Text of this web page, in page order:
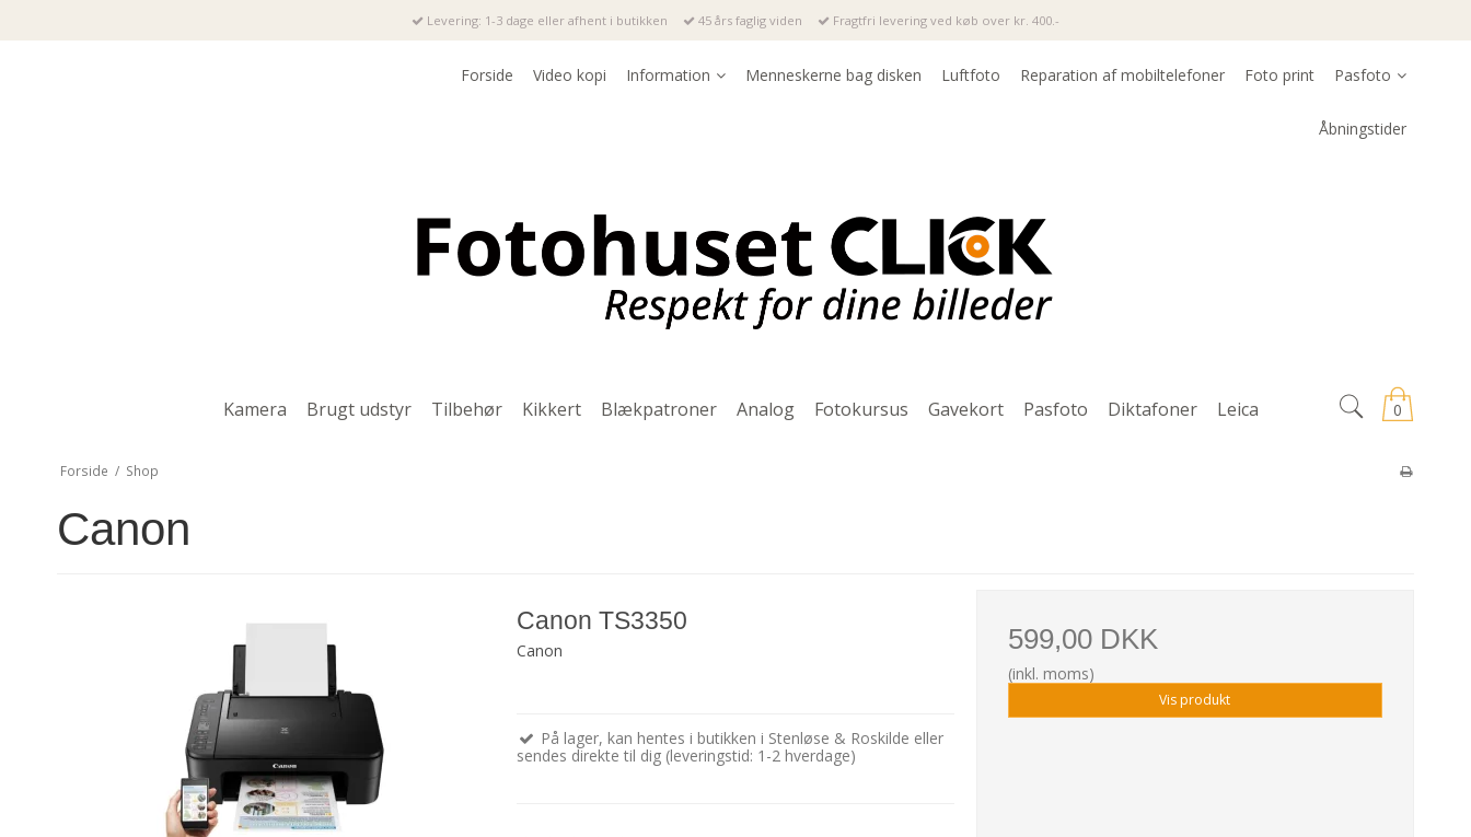
Levering: 1-3 dage eller afhent i butikken 45 års faglig viden Fragtfri levering ved køb over kr. 400.-
Forside Video kopi Information Menneskerne bag disken Luftfoto Reparation af mobiltelefoner Foto print Pasfoto
Åbningstider
0
Kamera Brugt udstyr Tilbehør Kikkert Blækpatroner Analog Fotokursus Gavekort Pasfoto Diktafoner Leica
Forside / Shop
Canon
Canon TS3350
Canon
På lager, kan hentes i butikken i Stenløse & Roskilde eller
sendes direkte til dig (leveringstid: 1-2 hverdage)
599,00 DKK
(inkl. moms)
Vis produkt